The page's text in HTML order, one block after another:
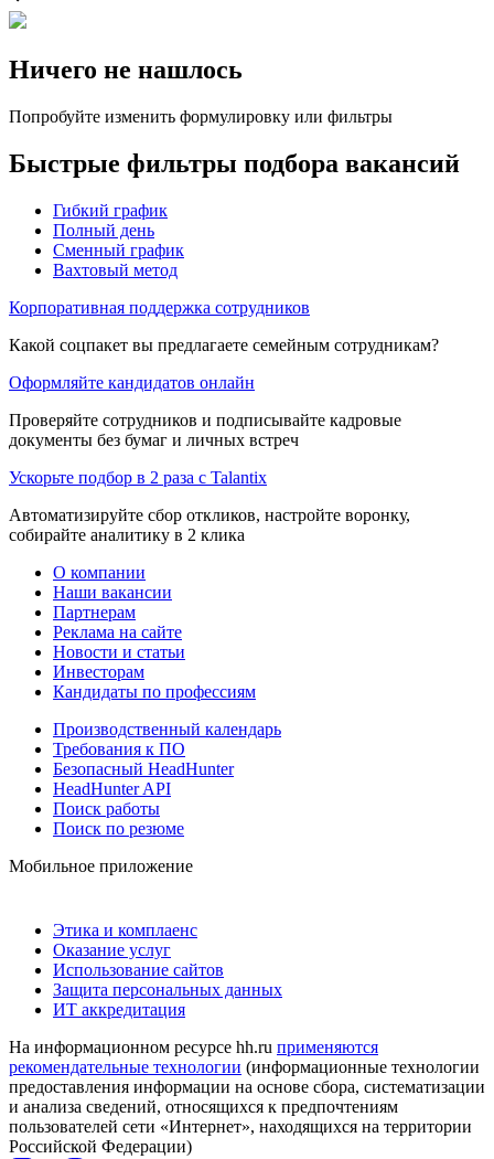
Ничего не нашлось
Попробуйте изменить формулировку или фильтры
Быстрые фильтры подбора вакансий
Гибкий график
Полный день
Сменный график
Вахтовый метод
Корпоративная поддержка сотрудников
Какой соцпакет вы предлагаете семейным сотрудникам?
Оформляйте кандидатов онлайн
Проверяйте сотрудников и подписывайте кадровые
документы без бумаг и личных встреч
Ускорьте подбор в 2 раза с Talantix
Автоматизируйте сбор откликов, настройте воронку,
собирайте аналитику в 2 клика
О компании
Наши вакансии
Партнерам
Реклама на сайте
Новости и статьи
Инвесторам
Кандидаты по профессиям
Производственный календарь
Требования к ПО
Безопасный HeadHunter
HeadHunter API
Поиск работы
Поиск по резюме
Мобильное приложение
Этика и комплаенс
Оказание услуг
Использование сайтов
Защита персональных данных
ИТ аккредитация
На информационном ресурсе hh.ru применяются
рекомендательные технологии (информационные технологии
предоставления информации на основе сбора, систематизации
и анализа сведений, относящихся к предпочтениям
пользователей сети «Интернет», находящихся на территории
Российской Федерации)